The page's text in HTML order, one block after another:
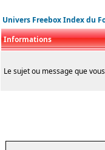
Univers Freebox Index du
Informations
Le sujet ou message que